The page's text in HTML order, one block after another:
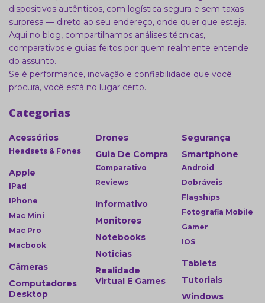
dispositivos autênticos, com logística segura e sem taxas
surpresa — direto ao seu endereço, onde quer que esteja.
Aqui no blog, compartilhamos análises técnicas,
comparativos e guias feitos por quem realmente entende
do assunto.
Se é performance, inovação e confiabilidade que você
procura, você está no lugar certo.
Categorias
Acessórios
Headsets & Fones
Apple
IPad
IPhone
Mac Mini
Mac Pro
Macbook
Câmeras
Computadores
Desktop
Drones
Guia De Compra
Comparativo
Reviews
Informativo
Monitores
Notebooks
Noticias
Realidade
Virtual E Games
Segurança
Smartphone
Android
Dobráveis
Flagships
Fotografia Mobile
Gamer
IOS
Tablets
Tutoriais
Windows